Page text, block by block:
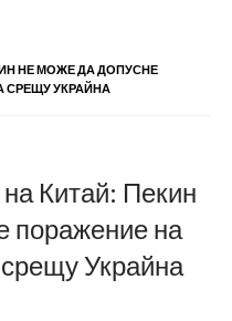
НЕ МОЖЕ ДА ДОПУСНЕ
СРЕЩУ УКРАЙНА
Китай: Пекин
поражение на
Украйна